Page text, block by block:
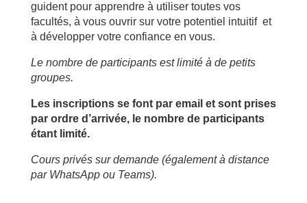
guident pour apprendre à utiliser toutes vos
facultés, à vous ouvrir sur votre potentiel intuitif et
à développer votre confiance en vous.
Le nombre de participants est limité à de petits
groupes.
Les inscriptions se font par email et sont prises
par ordre d’arrivée, le nombre de participants
étant limité.
Cours privés sur demande (également à distance
par WhatsApp ou Teams).